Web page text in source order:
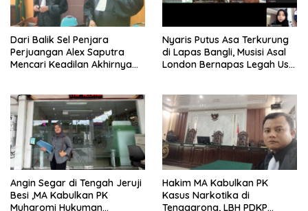
Dari Balik Sel Penjara
Perjuangan Alex Saputra
Mencari Keadilan Akhirnya
Nyaris Putus Asa Terkurung
di Lapas Bangli, Musisi Asal
London Bernapas Legah Usai
Angin Segar di Tengah Jeruji
Besi ,MA Kabulkan PK
Muharomi Hukuman
Hakim MA Kabulkan PK
Kasus Narkotika di
Tenggarong, LBH PDKP